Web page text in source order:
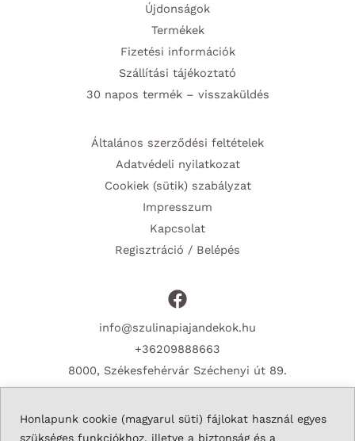
Honlapunk cookie (magyarul süti) fájlokat használ egyes
szükséges funkciókhoz, illetve a biztonság és a
Újdonságok
Termékek
Fizetési információk
Szállítási tájékoztató
30 napos termék – visszaküldés
Általános szerződési feltételek
Adatvédeli nyilatkozat
Cookiek (sütik) szabályzat
Impresszum
Kapcsolat
Regisztráció / Belépés
info@szulinapiajandekok.hu
+36209888663
8000, Székesfehérvár Széchenyi út 89.